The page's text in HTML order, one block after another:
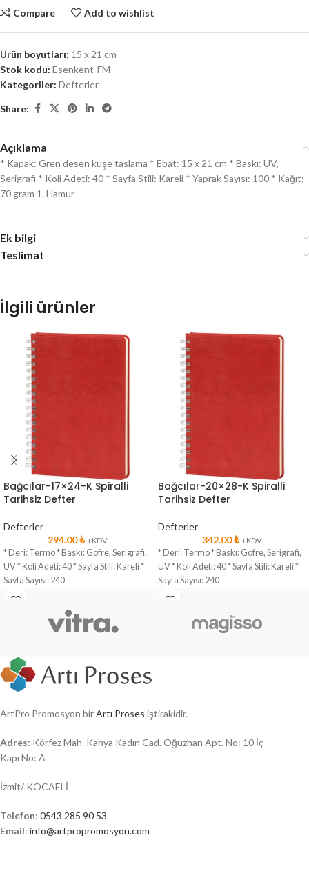
Compare Add to wishlist
Ürün boyutları: 15 x 21 cm
Stok kodu: Esenkent-FM
Kategoriler: Defterler
Share:
Açıklama
* Kapak: Gren desen kuşe taslama * Ebat: 15 x 21 cm * Baskı: UV,
Serigrafi * Koli Adeti: 40 * Sayfa Stili: Kareli * Yaprak Sayısı: 100 * Kağıt:
70 gram 1. Hamur
Ek bilgi
Teslimat
İlgili ürünler
Bağcılar-17×24-K Spiralli
Tarihsiz Defter
Defterler
294.00₺ +KDV
* Deri: Termo * Baskı: Gofre, Serigrafi,
UV * Koli Adeti: 40 * Sayfa Stili: Kareli *
Sayfa Sayısı: 240
Bağcılar-20×28-K Spiralli
Tarihsiz Defter
Defterler
342.00₺ +KDV
* Deri: Termo * Baskı: Gofre, Serigrafi,
UV * Koli Adeti: 40 * Sayfa Stili: Kareli *
Sayfa Sayısı: 240
ArtPro Promosyon birArtı Proses iştirakidir.
Adres: Körfez Mah. Kahya Kadın Cad. Oğuzhan Apt. No: 10 İç
Kapı No: A
İzmit/ KOCAELİ
Telefon: 0543 285 90 53
Email: info@artpropromosyon.com